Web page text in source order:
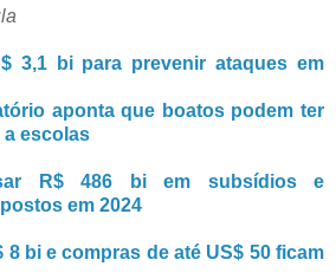
3,1 bi para prevenir ataques em
aponta que boatos podem ter
escolas
R$ 486 bi em subsídios e
em 2024
8 bi e compras de até US$ 50 ficam